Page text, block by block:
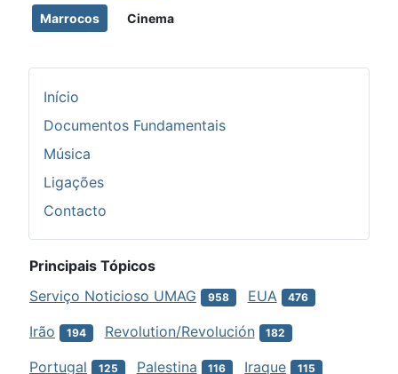
Marrocos Cinema
Início
Documentos Fundamentais
Música
Ligações
Contacto
Principais Tópicos
Serviço Noticioso UMAG
958 EUA 476
Irão 194 Revolution/Revolución 182
Portugal 125 Palestina 116 Iraque 115